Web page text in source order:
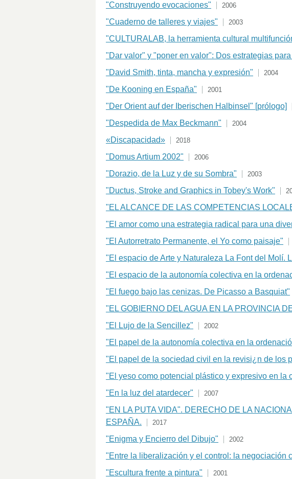
"Construyendo evocaciones" 2006
"Cuaderno de talleres y viajes" 2003
"CULTURALAB, la herramienta cultural
"Dar valor" y "poner en valor": Dos estrategias
"David Smith, tinta, mancha y expresión" 2004
"De Kooning en España" 2001
"Der Orient auf der Iberischen Halbinsel" [prólogo]
"Despedida de Max Beckmann" 2004
«Discapacidad» 2018
"Domus Artium 2002" 2006
"Dorazio, de la Luz y de su Sombra" 2003
"Ductus, Stroke and Graphics in Tobey's Work"
"EL ALCANCE DE LAS COMPETENCIAS
"El amor como una estrategia radical para una
"El Autorretrato Permanente, el Yo como paisaje"
"El espacio de Arte y Naturaleza La Font del Molí.
"El espacio de la autonomía colectiva en la
"El fuego bajo las cenizas. De Picasso a Basquiat"
"EL GOBIERNO DEL AGUA EN LA PROVINCIA
"El Lujo de la Sencillez" 2002
"El papel de la autonomía colectiva en la
"El papel de la sociedad civil en la revisi¿n de los
"El yeso como potencial plástico y expresivo en la
"En la luz del atardecer" 2007
"EN LA PUTA VIDA". DERECHO DE LA
ESPAÑA.
2017
"Enigma y Encierro del Dibujo" 2002
"Entre la liberalización y el control: la negociación
"Escultura frente a pintura" 2001